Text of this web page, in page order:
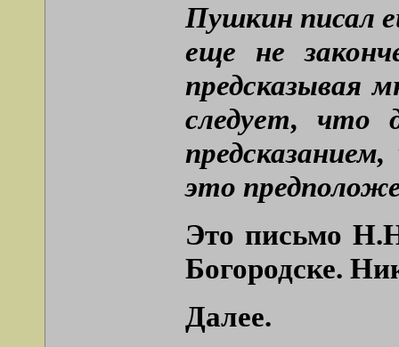
Пушкин писал
еще не
предсказывая
следует, что
это
Это письмо
Богородске.
Далее.